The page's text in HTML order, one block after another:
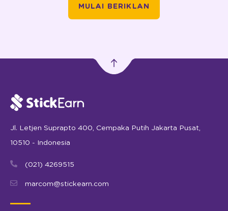
MULAI BERIKLAN
Jl. Letjen Suprapto 400, Cempaka Putih Jakarta Pusat,
10510 - Indonesia
(021) 4269515
marcom@stickearn.com